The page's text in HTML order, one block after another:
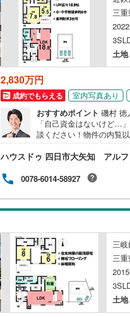
三
土地
2,830万円
成約でもらえる 室内写真あり
おすすめポイント 磯村 徳
「自己資金はないけど…
談ください！物件の内覧
ハウスドゥ 四日市大矢知 アル
0078-6014-58927
三
三
土地